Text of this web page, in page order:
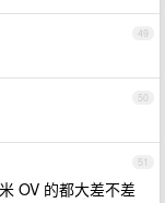
49
50
51
OV 的都大差不差